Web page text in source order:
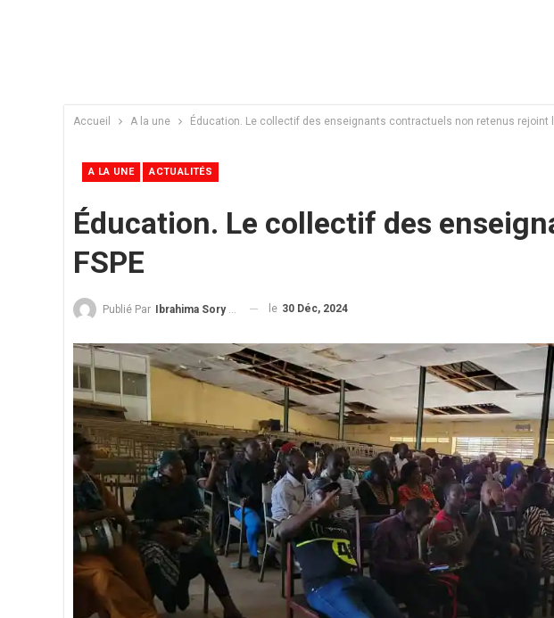
Accueil A la une Éducation. Le collectif des enseignants contractuels non retenus rejoint
A LA UNE ACTUALITÉS
Éducation. Le collectif des
FSPE
Publié Par Ibrahima Sory Diallo le 30 Déc, 2024